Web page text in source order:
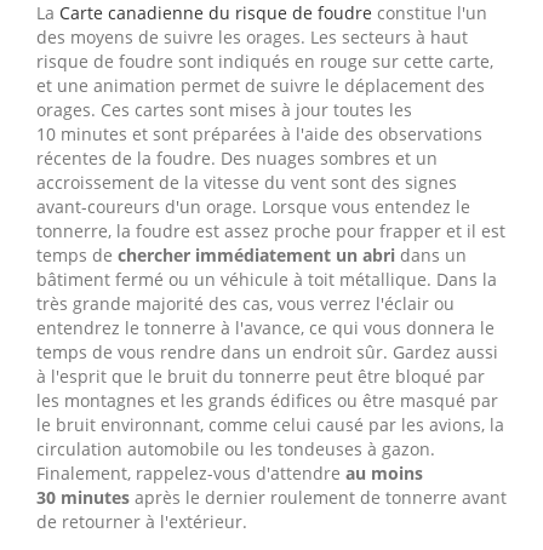
La Carte canadienne du risque de foudre constitue l'un
des moyens de suivre les orages. Les secteurs à haut
risque de foudre sont indiqués en rouge sur cette carte,
et une animation permet de suivre le déplacement des
orages. Ces cartes sont mises à jour toutes les
10 minutes et sont préparées à l'aide des observations
récentes de la foudre. Des nuages sombres et un
accroissement de la vitesse du vent sont des signes
avant-coureurs d'un orage. Lorsque vous entendez le
tonnerre, la foudre est assez proche pour frapper et il est
temps de chercher immédiatement un abri dans un
bâtiment fermé ou un véhicule à toit métallique. Dans la
très grande majorité des cas, vous verrez l'éclair ou
entendrez le tonnerre à l'avance, ce qui vous donnera le
temps de vous rendre dans un endroit sûr. Gardez aussi
à l'esprit que le bruit du tonnerre peut être bloqué par
les montagnes et les grands édifices ou être masqué par
le bruit environnant, comme celui causé par les avions, la
circulation automobile ou les tondeuses à gazon.
Finalement, rappelez-vous d'attendre au moins
30 minutes après le dernier roulement de tonnerre avant
de retourner à l'extérieur.